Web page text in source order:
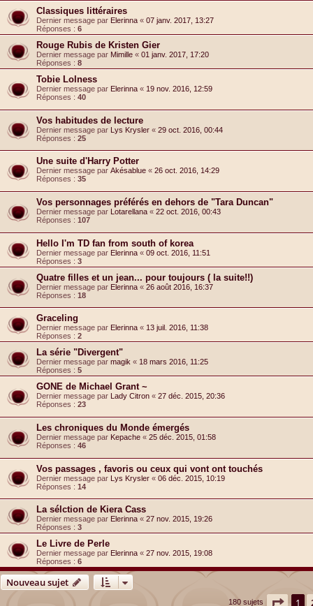
Classiques littéraires
Dernier message par Elerinna « 07 janv. 2017, 13:27
Réponses : 6
Rouge Rubis de Kristen Gier
Dernier message par Mimille « 01 janv. 2017, 17:20
Réponses : 8
Tobie Lolness
Dernier message par Elerinna « 19 nov. 2016, 12:59
Réponses : 40
Vos habitudes de lecture
Dernier message par Lys Krysler « 29 oct. 2016, 00:44
Réponses : 25
Une suite d'Harry Potter
Dernier message par Akésablue « 26 oct. 2016, 14:29
Réponses : 35
Vos personnages préférés en dehors de "Tara Duncan"
Dernier message par Lotarellana « 22 oct. 2016, 00:43
Réponses : 107
Hello I'm TD fan from south of korea
Dernier message par Elerinna « 09 oct. 2016, 11:51
Réponses : 3
Quatre filles et un jean... pour toujours ( la suite!!)
Dernier message par Elerinna « 26 août 2016, 16:37
Réponses : 18
Graceling
Dernier message par Elerinna « 13 juil. 2016, 11:38
Réponses : 2
La série "Divergent"
Dernier message par magik « 18 mars 2016, 11:25
Réponses : 5
GONE de Michael Grant ~
Dernier message par Lady Citron « 27 déc. 2015, 20:36
Réponses : 23
Les chroniques du Monde émergés
Dernier message par Kepache « 25 déc. 2015, 01:58
Réponses : 46
Vos passages , favoris ou ceux qui vont ont touchés
Dernier message par Lys Krysler « 06 déc. 2015, 10:19
Réponses : 14
La sélction de Kiera Cass
Dernier message par Elerinna « 27 nov. 2015, 19:26
Réponses : 3
Le Livre de Perle
Dernier message par Elerinna « 27 nov. 2015, 19:08
Réponses : 6
Nouveau sujet
180 sujets Page 1
1